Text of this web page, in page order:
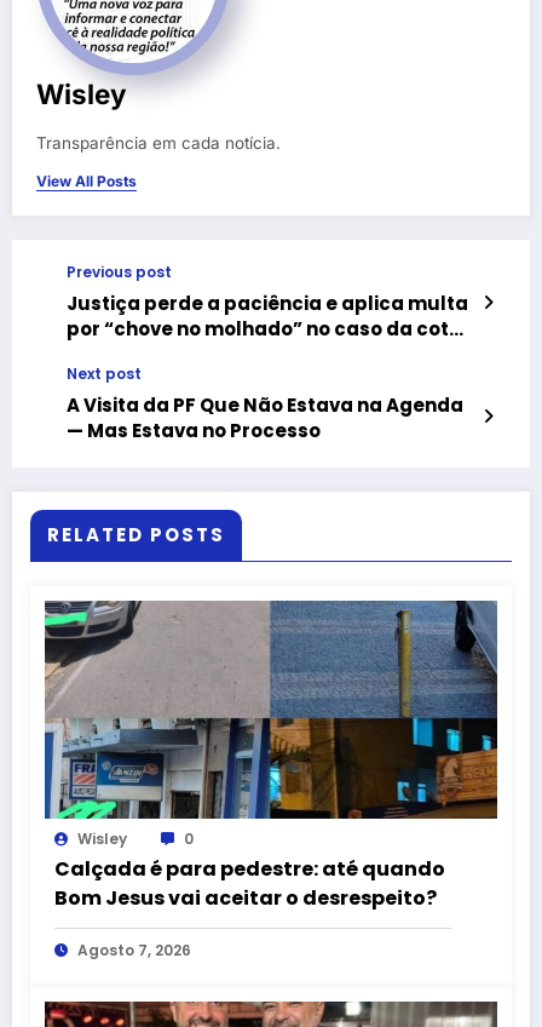
Wisley
Transparência em cada notícia.
View All Posts
Previous post
Justiça perde a paciência e aplica multa
por “chove no molhado” no caso da cota
Next post
A Visita da PF Que Não Estava na Agenda
— Mas Estava no Processo
RELATED POSTS
Wisley 0
Calçada é para pedestre: até quando
Bom Jesus vai aceitar o desrespeito?
Agosto 7, 2026